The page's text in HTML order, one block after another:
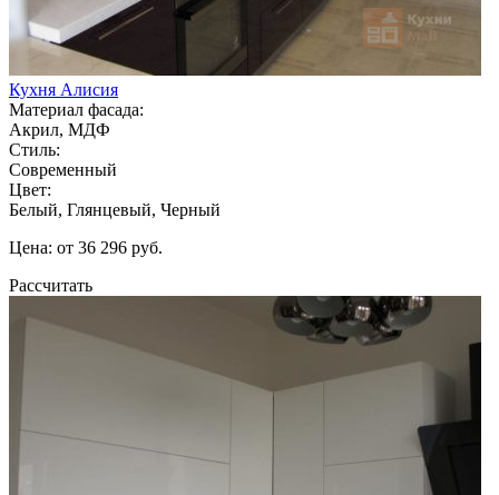
Кухня Алисия
Материал фасада:
Акрил, МДФ
Стиль:
Современный
Цвет:
Белый, Глянцевый, Черный
Цена: от 36 296 руб.
Рассчитать